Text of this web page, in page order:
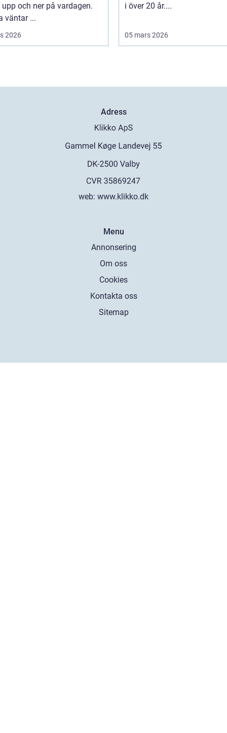
och ner på vardagen.
väntar ...
2026
i över 20 år....
05 mars 2026
Adress
web: www.klikko.dk
Menu
Annonsering
Om oss
Cookies
Kontakta oss
Sitemap